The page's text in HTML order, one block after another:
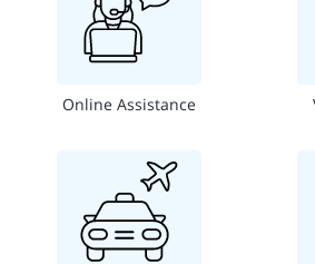
Online Assistance